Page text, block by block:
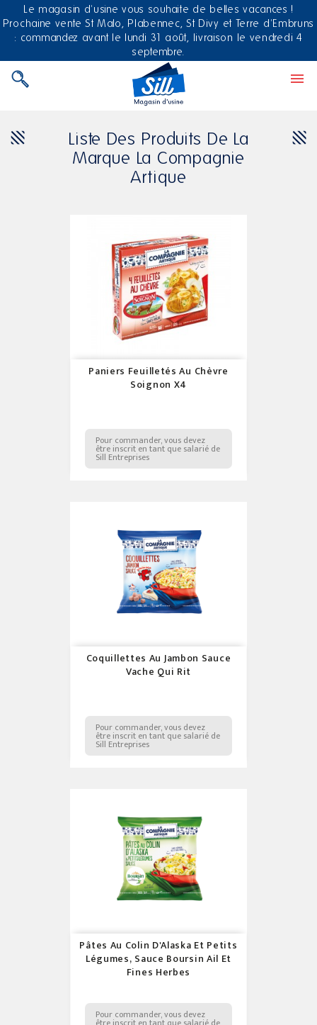
Le magasin d'usine vous souhaite de belles vacances !
Prochaine vente St Malo, Plabennec, St Divy et Terre d'Embruns
: commandez avant le lundi 31 août, livraison le vendredi 4
septembre.

Liste Des Produits De La
Marque La Compagnie
Artique
Paniers Feuilletés Au Chèvre
Soignon X4
Pour commander, vous devez
être inscrit en tant que salarié de
Sill Entreprises
Coquillettes Au Jambon Sauce
Vache Qui Rit
Pour commander, vous devez
être inscrit en tant que salarié de
Sill Entreprises
Pâtes Au Colin D'Alaska Et Petits
Légumes, Sauce Boursin Ail Et
Fines Herbes
Pour commander, vous devez